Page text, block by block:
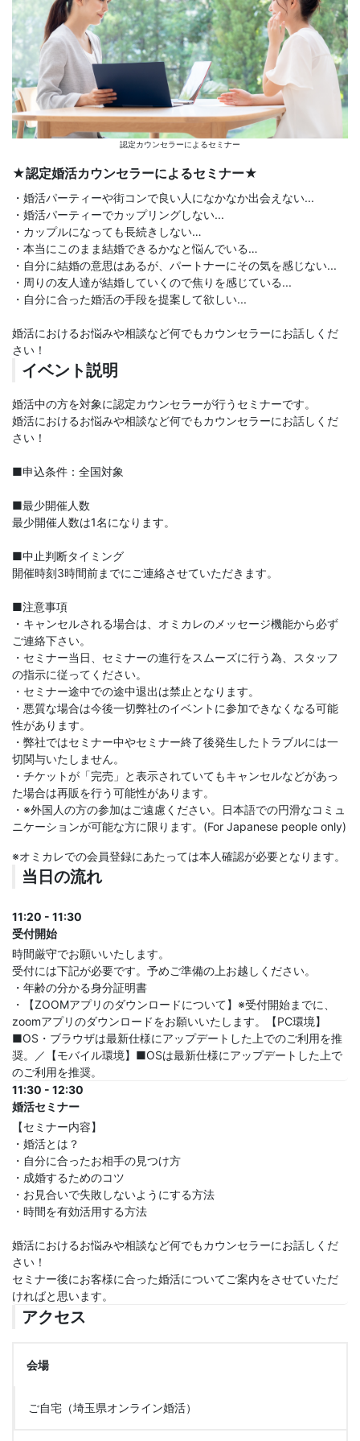
認定カウンセラーによるセミナー
★認定婚活カウンセラーによるセミナー★
・婚活パーティーや街コンで良い人になかなか出会えない...
・婚活パーティーでカップリングしない...
・カップルになっても長続きしない…
・本当にこのまま結婚できるかなと悩んでいる…
・自分に結婚の意思はあるが、パートナーにその気を感じない...
・周りの友人達が結婚していくので焦りを感じている...
・自分に合った婚活の手段を提案して欲しい...
婚活におけるお悩みや相談など何でもカウンセラーにお話しくだ
さい！
イベント説明
婚活中の方を対象に認定カウンセラーが行うセミナーです。
婚活におけるお悩みや相談など何でもカウンセラーにお話しくだ
さい！
■申込条件：全国対象
■最少開催人数
最少開催人数は1名になります。
■中止判断タイミング
開催時刻3時間前までにご連絡させていただきます。
■注意事項
・キャンセルされる場合は、オミカレのメッセージ機能から必ず
ご連絡下さい。
・セミナー当日、セミナーの進行をスムーズに行う為、スタッフ
の指示に従ってください。
・セミナー途中での途中退出は禁止となります。
・悪質な場合は今後一切弊社のイベントに参加できなくなる可能
性があります。
・弊社ではセミナー中やセミナー終了後発生したトラブルには一
切関与いたしません。
・チケットが「完売」と表示されていてもキャンセルなどがあっ
た場合は再販を行う可能性があります。
・※外国人の方の参加はご遠慮ください。日本語での円滑なコミュ
ニケーションが可能な方に限ります。(For Japanese people only)
※オミカレでの会員登録にあたっては本人確認が必要となります。
当日の流れ
11:20 - 11:30
受付開始
時間厳守でお願いいたします。
受付には下記が必要です。予めご準備の上お越しください。
・年齢の分かる身分証明書
・【ZOOMアプリのダウンロードについて】※受付開始までに、
zoomアプリのダウンロードをお願いいたします。【PC環境】
■OS・ブラウザは最新仕様にアップデートした上でのご利用を推
奨。／【モバイル環境】■OSは最新仕様にアップデートした上で
のご利用を推奨。
11:30 - 12:30
婚活セミナー
【セミナー内容】
・婚活とは？
・自分に合ったお相手の見つけ方
・成婚するためのコツ
・お見合いで失敗しないようにする方法
・時間を有効活用する方法
婚活におけるお悩みや相談など何でもカウンセラーにお話しくだ
さい！
セミナー後にお客様に合った婚活についてご案内をさせていただ
ければと思います。
アクセス
会場
ご自宅（埼玉県オンライン婚活）